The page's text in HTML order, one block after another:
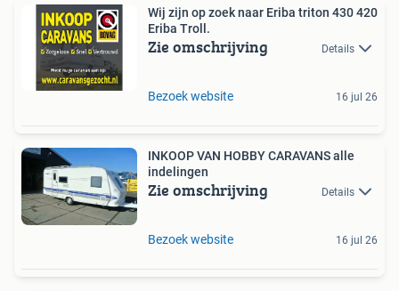
Wij zijn op zoek naar Eriba triton 430 420
Eriba Troll.
Zie omschrijving Details
Bezoek website 16 jul 26
INKOOP VAN HOBBY CARAVANS alle
indelingen
Zie omschrijving Details
Bezoek website 16 jul 26